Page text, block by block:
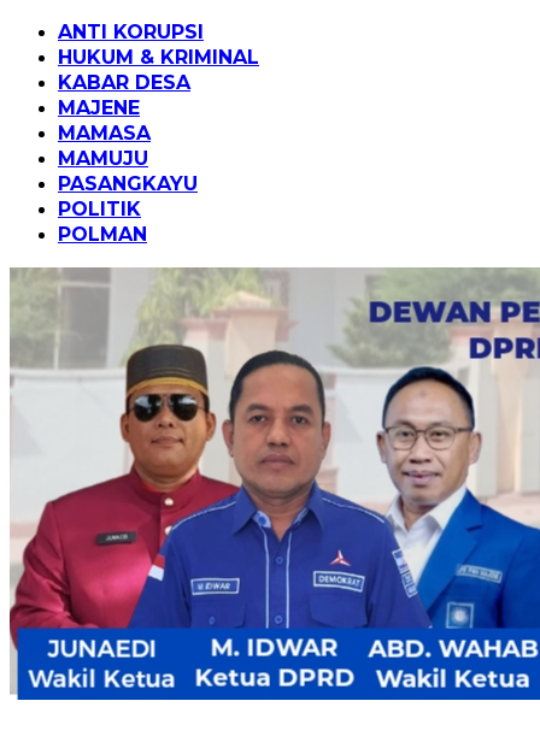
ANTI KORUPSI
HUKUM & KRIMINAL
KABAR DESA
MAJENE
MAMASA
MAMUJU
PASANGKAYU
POLITIK
POLMAN